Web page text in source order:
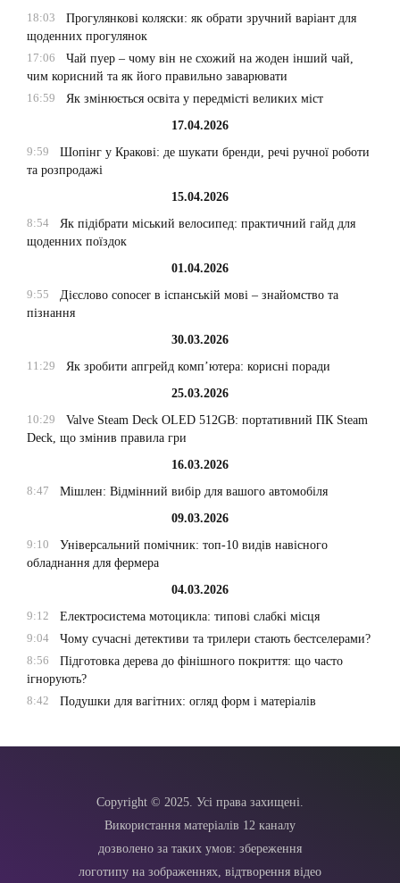
18:03
Прогулянкові коляски: як обрати зручний варіант для
щоденних прогулянок
17:06
Чай пуер – чому він не схожий на жоден інший чай,
чим корисний та як його правильно заварювати
16:59
Як змінюється освіта у передмісті великих міст
17.04.2026
9:59
Шопінг у Кракові: де шукати бренди, речі ручної роботи
та розпродажі
15.04.2026
8:54
Як підібрати міський велосипед: практичний гайд для
щоденних поїздок
01.04.2026
9:55
Дієслово conocer в іспанській мові – знайомство та
пізнання
30.03.2026
11:29
Як зробити апгрейд комп’ютера: корисні поради
25.03.2026
10:29
Valve Steam Deck OLED 512GB: портативний ПК Steam
Deck, що змінив правила гри
16.03.2026
8:47
Мішлен: Відмінний вибір для вашого автомобіля
09.03.2026
9:10
Універсальний помічник: топ-10 видів навісного
обладнання для фермера
04.03.2026
9:12
Електросистема мотоцикла: типові слабкі місця
9:04
Чому сучасні детективи та трилери стають бестселерами?
8:56
Підготовка дерева до фінішного покриття: що часто
ігнорують?
8:42
Подушки для вагітних: огляд форм і матеріалів
Copyright © 2025. Усі права захищені.
Використання матеріалів 12 каналу
дозволено за таких умов: збереження
логотипу на зображеннях, відтворення відео